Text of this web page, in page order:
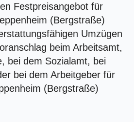
Festpreisangebot für
(Bergstraße)
Umzügen
beim Arbeitsamt,
bei dem Sozialamt, bei
bei dem Arbeitgeber für
(Bergstraße)